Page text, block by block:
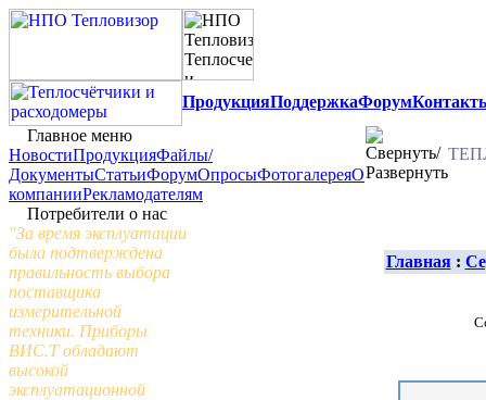
ПродукцияПоддержкаФорум
Главное меню
НовостиПродукцияФайлы/
ДокументыСтатьиФорумОпросыФотогалереяО
компанииРекламодателям
Потребители о нас
"За время эксплуатации
была подтверждена
правильность выбора
поставщика
измерительной
техники. Приборы
ВИС.Т обладают
высокой
эксплуатационной
Главная: